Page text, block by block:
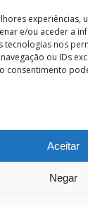
experiências,
e/ou aceder a
tecnologias nos
ou IDs
consentimento
Aceitar
Negar